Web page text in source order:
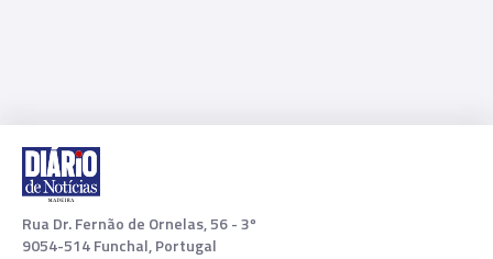
Rua Dr. Fernão de Ornelas, 56 - 3º
9054-514 Funchal, Portugal